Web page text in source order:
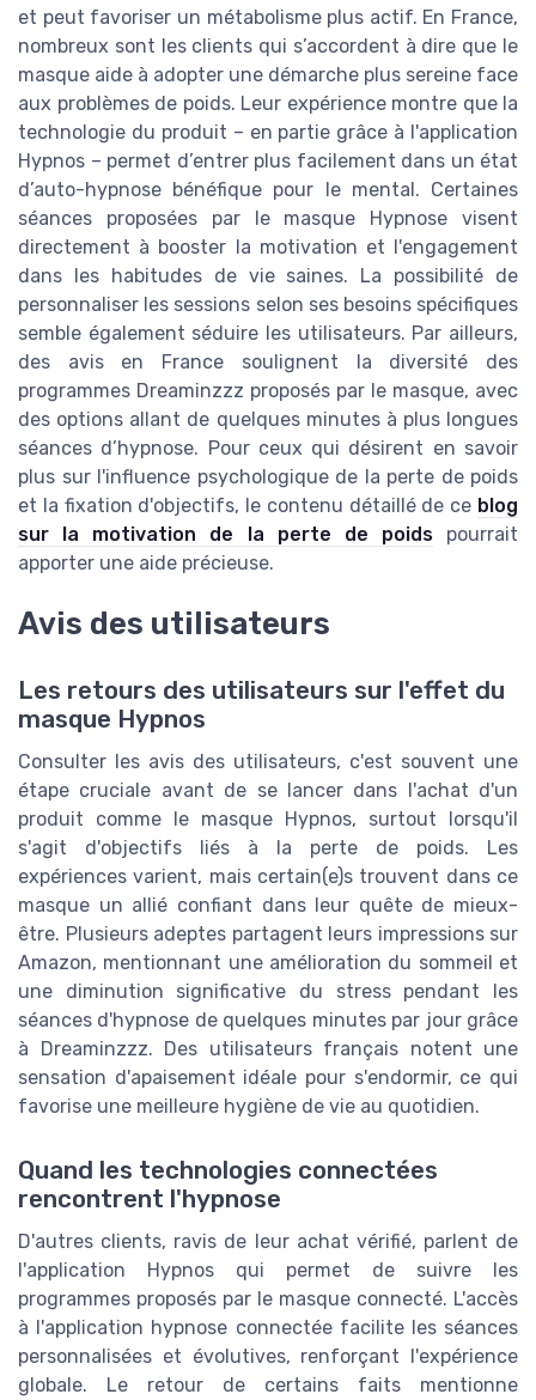
et peut favoriser un métabolisme plus actif. En France,
nombreux sont les clients qui s’accordent à dire que le
masque aide à adopter une démarche plus sereine face
aux problèmes de poids. Leur expérience montre que la
technologie du produit – en partie grâce à l'application
Hypnos – permet d’entrer plus facilement dans un état
d’auto-hypnose bénéfique pour le mental. Certaines
séances proposées par le masque Hypnose visent
directement à booster la motivation et l'engagement
dans les habitudes de vie saines. La possibilité de
personnaliser les sessions selon ses besoins spécifiques
semble également séduire les utilisateurs. Par ailleurs,
des avis en France soulignent la diversité des
programmes Dreaminzzz proposés par le masque, avec
des options allant de quelques minutes à plus longues
séances d’hypnose. Pour ceux qui désirent en savoir
plus sur l'influence psychologique de la perte de poids
et la fixation d'objectifs, le contenu détaillé de ce blog
sur la motivation de la perte de poidspourrait
apporter une aide précieuse.
Avis des utilisateurs
Les retours des utilisateurs sur l'effet du
masque Hypnos
Consulter les avis des utilisateurs, c'est souvent une
étape cruciale avant de se lancer dans l'achat d'un
produit comme le masque Hypnos, surtout lorsqu'il
s'agit d'objectifs liés à la perte de poids. Les
expériences varient, mais certain(e)s trouvent dans ce
masque un allié confiant dans leur quête de mieux-
être. Plusieurs adeptes partagent leurs impressions sur
Amazon, mentionnant une amélioration du sommeil et
une diminution significative du stress pendant les
séances d'hypnose de quelques minutes par jour grâce
à Dreaminzzz. Des utilisateurs français notent une
sensation d'apaisement idéale pour s'endormir, ce qui
favorise une meilleure hygiène de vie au quotidien.
Quand les technologies connectées
rencontrent l'hypnose
D'autres clients, ravis de leur achat vérifié, parlent de
l'application Hypnos qui permet de suivre les
programmes proposés par le masque connecté. L'accès
à l'application hypnose connectée facilite les séances
personnalisées et évolutives, renforçant l'expérience
globale. Le retour de certains faits mentionne